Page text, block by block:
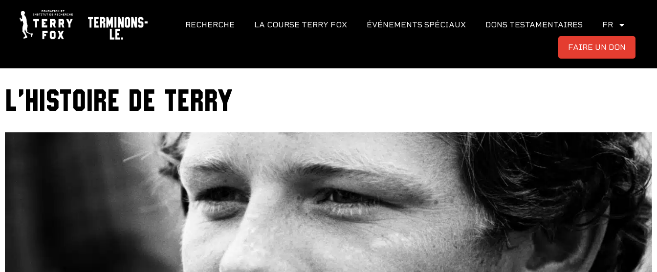
RECHERCHE LA COURSE TERRY FOX ÉVÉNEMENTS SPÉCIAUX DONS TESTAMENTAIRES FR
FAIRE UN DON
L’HISTOIRE DE TERRY